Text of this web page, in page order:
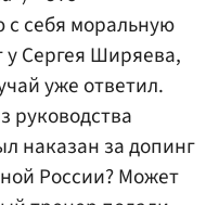
себя моральную
у Сергея Ширяева,
уже ответил.
руководства
наказан за допинг
России? Может